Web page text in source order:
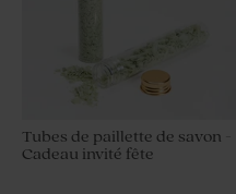
Tubes de paillette de savon -
Cadeau invité fête